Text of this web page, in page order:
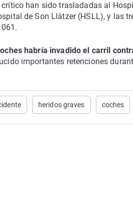
han sido trasladadas al
de Son Llàtzer (HSLL), y las
habría invadido el carril
importantes retenciones
heridos graves coches